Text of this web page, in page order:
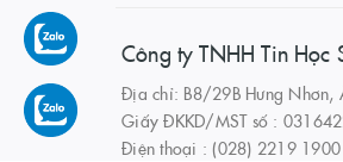
Công ty TNHH Tin Học
Địa chỉ: B8/29B Hưng Nhơn,
Giấy ĐKKD/MST số :
Điện thoại : (028) 2219 1900